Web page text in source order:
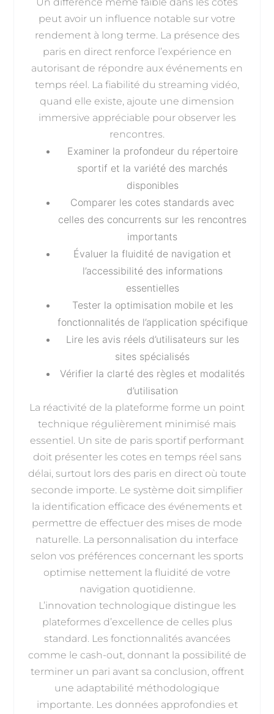
peut avoir un influence notable sur votre
rendement à long terme. La présence des
paris en direct renforce l’expérience en
autorisant de répondre aux événements en
temps réel. La fiabilité du streaming vidéo,
quand elle existe, ajoute une dimension
immersive appréciable pour observer les
rencontres.
Examiner la profondeur du répertoire
sportif et la variété des marchés
disponibles
Comparer les cotes standards avec
celles des concurrents sur les rencontres
importants
Évaluer la fluidité de navigation et
l’accessibilité des informations
essentielles
Tester la optimisation mobile et les
fonctionnalités de l’application spécifique
Lire les avis réels d’utilisateurs sur les
sites spécialisés
Vérifier la clarté des règles et modalités
d’utilisation
La réactivité de la plateforme forme un point
technique régulièrement minimisé mais
essentiel. Un site de paris sportif performant
doit présenter les cotes en temps réel sans
délai, surtout lors des paris en direct où toute
seconde importe. Le système doit simplifier
la identification efficace des événements et
permettre de effectuer des mises de mode
naturelle. La personnalisation du interface
selon vos préférences concernant les sports
optimise nettement la fluidité de votre
navigation quotidienne.
L’innovation technologique distingue les
plateformes d’excellence de celles plus
standard. Les fonctionnalités avancées
comme le cash-out, donnant la possibilité de
terminer un pari avant sa conclusion, offrent
une adaptabilité méthodologique
importante. Les données approfondies et